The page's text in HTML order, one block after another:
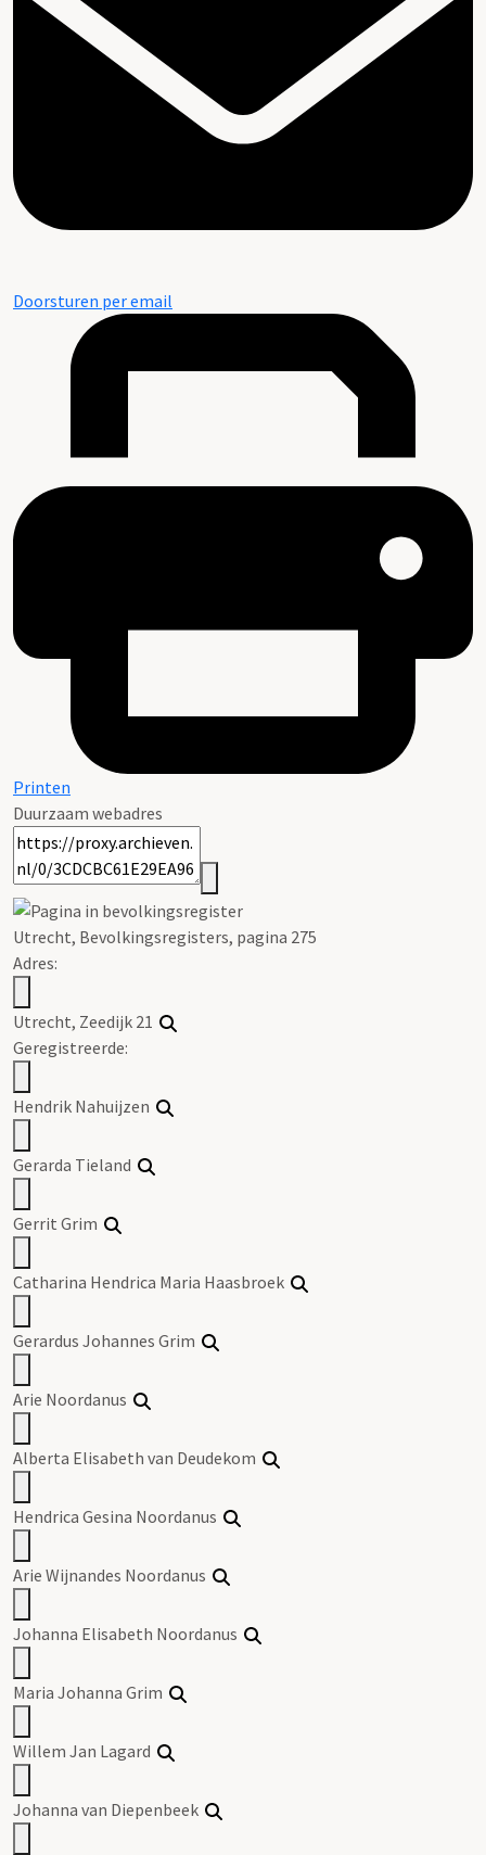
Doorsturen per email
Printen
Duurzaam webadres
Utrecht, Bevolkingsregisters, pagina 275
Adres:
Utrecht, Zeedijk 21
Geregistreerde:
Hendrik Nahuijzen
Gerarda Tieland
Gerrit Grim
Catharina Hendrica Maria Haasbroek
Gerardus Johannes Grim
Arie Noordanus
Alberta Elisabeth van Deudekom
Hendrica Gesina Noordanus
Arie Wijnandes Noordanus
Johanna Elisabeth Noordanus
Maria Johanna Grim
Willem Jan Lagard
Johanna van Diepenbeek